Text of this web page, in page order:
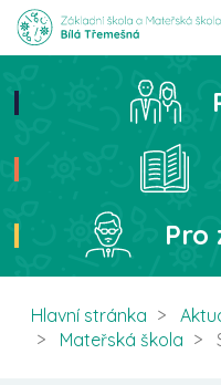
Pro
Hlavní stránka
Mateřská škola